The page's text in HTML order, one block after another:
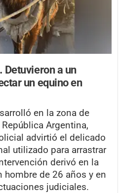
Detuvieron a un
un equino en
en la zona de
Argentina,
advirtió el delicado
utilizado para arrastrar
derivó en la
hombre de 26 años y en
judiciales.